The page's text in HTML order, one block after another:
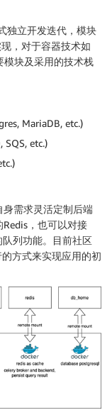
独立开发迭代，模块
，对于容器技术如
模块及采用的技术栈
MariaDB, etc.)
SQS, etc.)
需求灵活定制后端
，也可以对接
列功能。目前社区
方式来实现应用的初